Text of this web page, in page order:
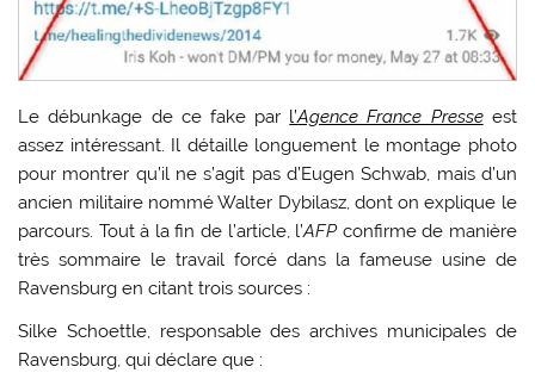
Le débunkage de ce fake par l’Agence France Presseest
assez intéressant. Il détaille longuement le montage photo
pour montrer qu’il ne s’agit pas d’Eugen Schwab, mais d’un
ancien militaire nommé Walter Dybilasz, dont on explique le
parcours. Tout à la fin de l’article, l’AFPconfirme de manière
très sommaire le travail forcé dans la fameuse usine de
Ravensburg en citant trois sources :
Silke Schoettle, responsable des archives municipales de
Ravensburg, qui déclare que :